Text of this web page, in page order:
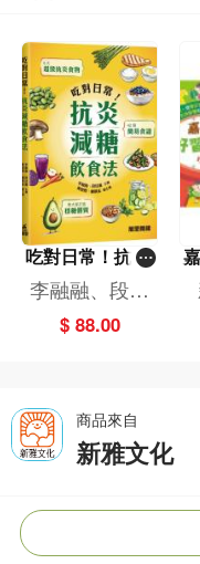
吃對日常！抗炎
減糖飲食法
李融融、段佳
麗,黃梨煜、顧
凱辰
$ 88.00
商品來自
新雅文化